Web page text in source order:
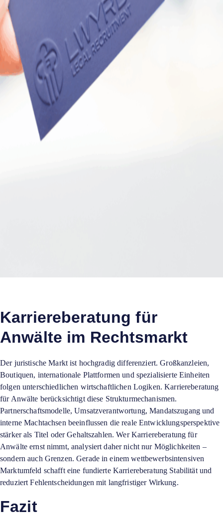
Karriereberatung für
Anwälte im Rechtsmarkt
Der juristische Markt ist hochgradig differenziert. Großkanzleien,
Boutiquen, internationale Plattformen und spezialisierte Einheiten
folgen unterschiedlichen wirtschaftlichen Logiken. Karriereberatung
für Anwälte berücksichtigt diese Strukturmechanismen.
Partnerschaftsmodelle, Umsatzverantwortung, Mandatszugang und
interne Machtachsen beeinflussen die reale Entwicklungsperspektive
stärker als Titel oder Gehaltszahlen. Wer Karriereberatung für
Anwälte ernst nimmt, analysiert daher nicht nur Möglichkeiten –
sondern auch Grenzen. Gerade in einem wettbewerbsintensiven
Marktumfeld schafft eine fundierte Karriereberatung Stabilität und
reduziert Fehlentscheidungen mit langfristiger Wirkung.
Fazit